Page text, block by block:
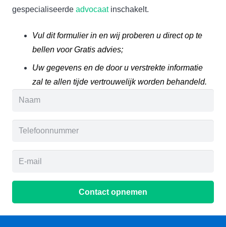
gespecialiseerde advocaatinschakelt.
Vul dit formulier in en wij proberen u direct op te
bellen voor Gratis advies;
Uw gegevens en de door u verstrekte informatie
zal te allen tijde vertrouwelijk worden behandeld.
Contact opnemen